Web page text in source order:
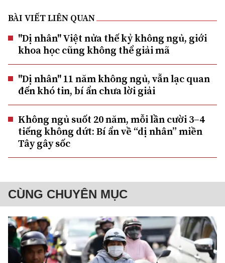
BÀI VIẾT LIÊN QUAN
"Dị nhân" Việt nửa thế kỷ không ngủ, giới
khoa học cũng không thể giải mã
"Dị nhân" 11 năm không ngủ, vẫn lạc quan
đến khó tin, bí ẩn chưa lời giải
Không ngủ suốt 20 năm, mỗi lần cười 3–4
tiếng không dứt: Bí ẩn về “dị nhân” miền
Tây gây sốc
CÙNG CHUYÊN MỤC